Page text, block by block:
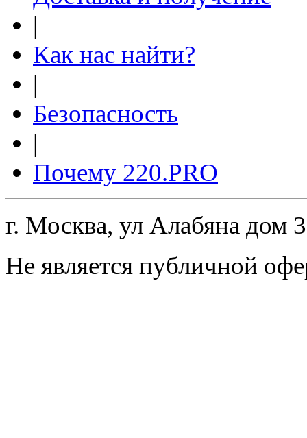
|
Как нас найти?
|
Безопасность
|
Почему 220.PRO
г. Москва, ул Алабяна дом
Не является публичной